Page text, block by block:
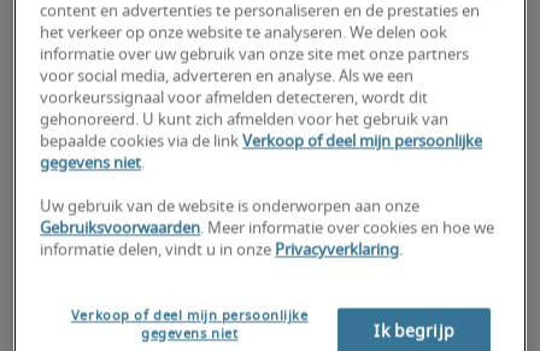
Finance Manager
content en advertenties te personaliseren en de prestaties en
het verkeer op onze website te analyseren. We delen ook
informatie over uw gebruik van onze site met onze partners
voor social media, adverteren en analyse. Als we een
voorkeurssignaal voor afmelden detecteren, wordt dit
gehonoreerd. U kunt zich afmelden voor het gebruik van
bepaalde cookies via de linkVerkoop of deel mijn persoonlijke
gegevens niet.
Uw gebruik van de website is onderworpen aan onze
Gebruiksvoorwaarden. Meer informatie over cookies en hoe we
informatie delen, vindt u in onze Privacyverklaring.
Verkoop of deel mijn persoonlijke
gegevens niet
Ik begrijp